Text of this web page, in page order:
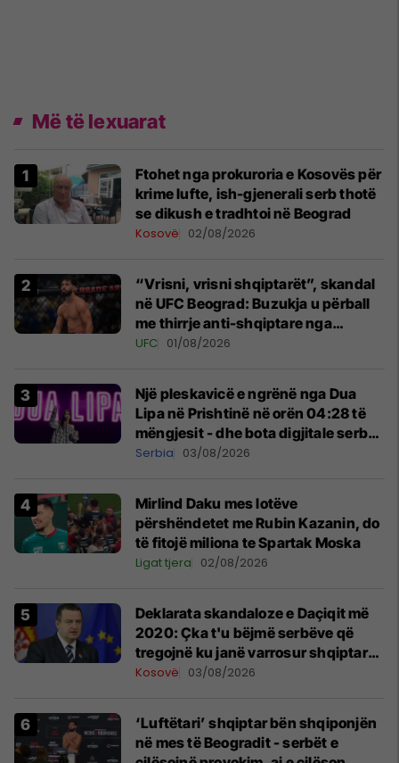
Më të lexuarat
Ftohet nga prokuroria e Kosovës për
krime lufte, ish-gjenerali serb thotë
se dikush e tradhtoi në Beograd
Kosovë 02/08/2026
“Vrisni, vrisni shqiptarët”, skandal
në UFC Beograd: Buzukja u përball
me thirrje anti-shqiptare nga
tribunat
UFC 01/08/2026
Një pleskavicë e ngrënë nga Dua
Lipa në Prishtinë në orën 04:28 të
mëngjesit - dhe bota digjitale serbe
shpall gjendjen e luftës
Serbia 03/08/2026
Mirlind Daku mes lotëve
përshëndetet me Rubin Kazanin, do
të fitojë miliona te Spartak Moska
Ligat tjera 02/08/2026
​Deklarata skandaloze e Daçiqit më
2020: Çka t'u bëjmë serbëve që
tregojnë ku janë varrosur shqiptarët
në Serbi
Kosovë 03/08/2026
‘Luftëtari’ shqiptar bën shqiponjën
në mes të Beogradit - serbët e